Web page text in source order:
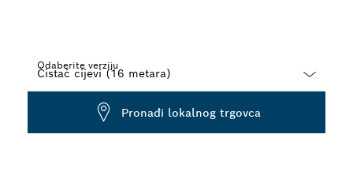
Odaberite verziju
Pronađi lokalnog trgovca